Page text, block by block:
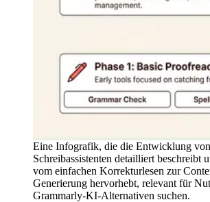
Eine Infografik, die die Entwicklung
Schreibassistenten detailliert beschreibt
vom einfachen Korrekturlesen zur
Generierung hervorhebt, relevant für
Grammarly-KI-Alternativen suchen.